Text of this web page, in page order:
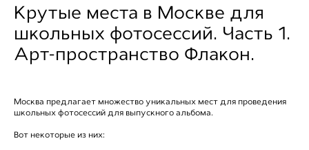
Крутые места в Москве для
школьных фотосессий. Часть 1.
Арт-пространство Флакон.
Москва предлагает множество уникальных мест для проведения
школьных фотосессий для выпускного альбома.
Вот некоторые из них: